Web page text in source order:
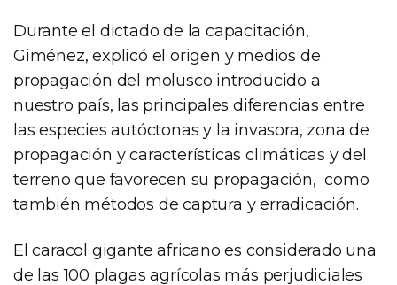
Durante el dictado de la capacitación,
Giménez, explicó el origen y medios de
propagación del molusco introducido a
nuestro país, las principales diferencias entre
las especies autóctonas y la invasora, zona de
propagación y características climáticas y del
terreno que favorecen su propagación, como
también métodos de captura y erradicación.
El caracol gigante africano es considerado una
de las 100 plagas agrícolas más perjudiciales